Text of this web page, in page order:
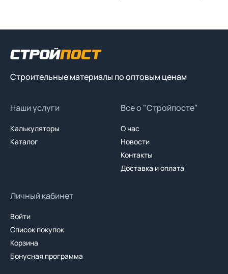
Строительные материалы по оптовым ценам
Наши услуги
Калькуляторы
Каталог
Все о "Стройпосте"
О нас
Новости
Контакты
Доставка и оплата
Личный кабинет
Войти
Список покупок
Корзина
Бонусная программа